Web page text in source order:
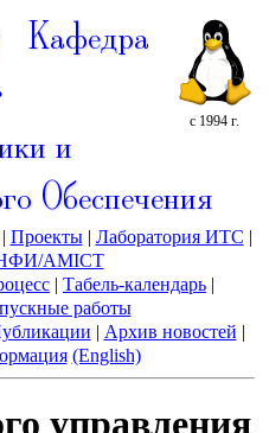
с 1994 г.
Кафедра
и
Обеспечения
Проекты| Лаборатория ИТС |
AMICT
| Табель-календарь |
работы
| Архив новостей |
(English)
управления